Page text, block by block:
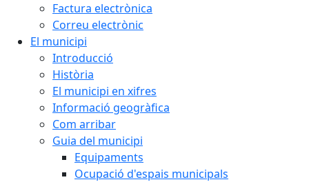
Factura electrònica
Correu electrònic
El municipi
Introducció
Història
El municipi en xifres
Informació geogràfica
Com arribar
Guia del municipi
Equipaments
Ocupació d'espais municipals